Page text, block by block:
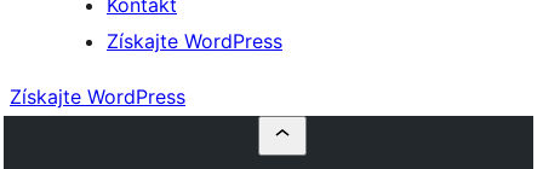
Kontakt
Získajte WordPress
Získajte WordPress